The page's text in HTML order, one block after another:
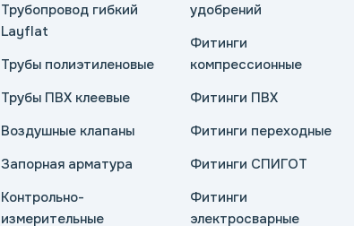
Трубопровод гибкий
Layflat
Трубы полиэтиленовые
Трубы ПВХ клеевые
Воздушные клапаны
Запорная арматура
Контрольно-
измерительные
удобрений
Фитинги
компрессионные
Фитинги ПВХ
Фитинги переходные
Фитинги СПИГОТ
Фитинги
электросварные